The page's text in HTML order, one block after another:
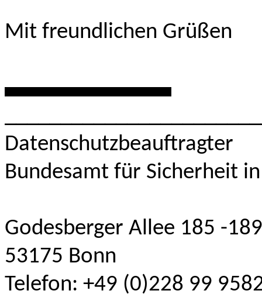
Mit freundlichen Grüßen
***************
Datenschutzbeauftragter
Bundesamt für Sicherheit
Godesberger Allee 185 -189
53175 Bonn
Telefon: +49 (0)228 99